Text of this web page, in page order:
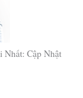
Cập Nhật